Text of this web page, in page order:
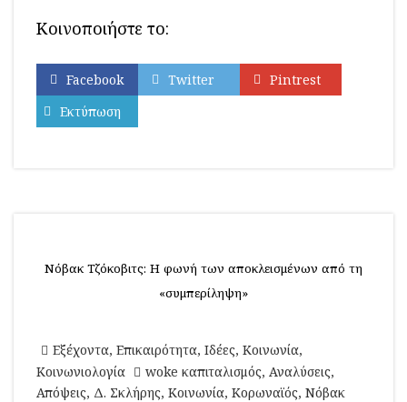
Κοινοποιήστε το:
Facebook Twitter
Pintrest
Εκτύπωση
Νόβακ Τζόκοβιτς: Η φωνή των αποκλεισμένων από τη
«συμπερίληψη»
Εξέχοντα, Επικαιρότητα, Ιδέες, Κοινωνία,
Κοινωνιολογία
woke καπιταλισμός, Αναλύσεις,
Απόψεις, Δ. Σκλήρης, Κοινωνία, Κορωναϊός, Νόβακ